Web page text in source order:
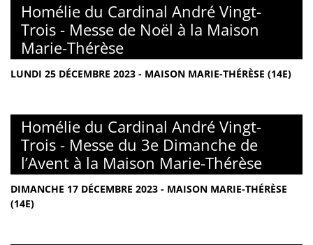
Homélie du Cardinal André Vingt-
Trois - Messe de Noël à la Maison
Marie-Thérèse
LUNDI 25 DÉCEMBRE 2023 - MAISON MARIE-THÉRÈSE (14E)
Homélie du Cardinal André Vingt-
Trois - Messe du 3e Dimanche de
l’Avent à la Maison Marie-Thérèse
DIMANCHE 17 DÉCEMBRE 2023 - MAISON MARIE-THÉRÈSE
(14E)